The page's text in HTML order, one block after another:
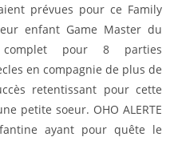
prévues pour ce Family
enfant Game Master du
pour 8 parties
en compagnie de plus de
retentissant pour cette
petite soeur. OHO ALERTE
ayant pour quête le